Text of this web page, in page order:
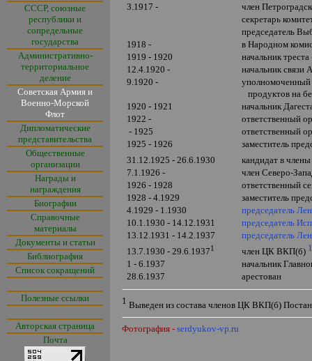
СССР, союзные
республики и
сопредельные
государства
Административно-
территориальное
деление
Советская Армия и
Военно-Морской
Флот
Дипломатические
представительства
Общественные
организации
Награды и
награждения
Биографии
Справочные
материалы
Документы и статьи
Библиография
Список сокращений
Полезные ссылки
Авторская страница
Почта
3.1917 -
член
секретарь
председатель
1918 -
в Народном
1919 - 1920
начальник треста
12.4.1920 -
начальник связи
9.1920 -
продуктов на
1920 - 1921
начальник
1922 -
ответственный
- 1925
ответственный
1925 - 1926
заместитель
31.12.1925 - 26.6.1930
кандидат в
7.1.1926 -
член Северо-
1926 - 1928
ответственный
1928 - 4.1929
заместитель
4.1929 - 1.1930
председатель
10.1.1930 - 14.12.1931
председатель
13.12.1931 - 14.2.1937
председатель
13.7.1930 - 29.6.19371 член ЦК ВКП(б)
1 - 6.1937
начальник
28.6.1937
арестован
1 Выведен из состава членов ЦК ВКП(б)
Фотография -serdyukov-vp.ru